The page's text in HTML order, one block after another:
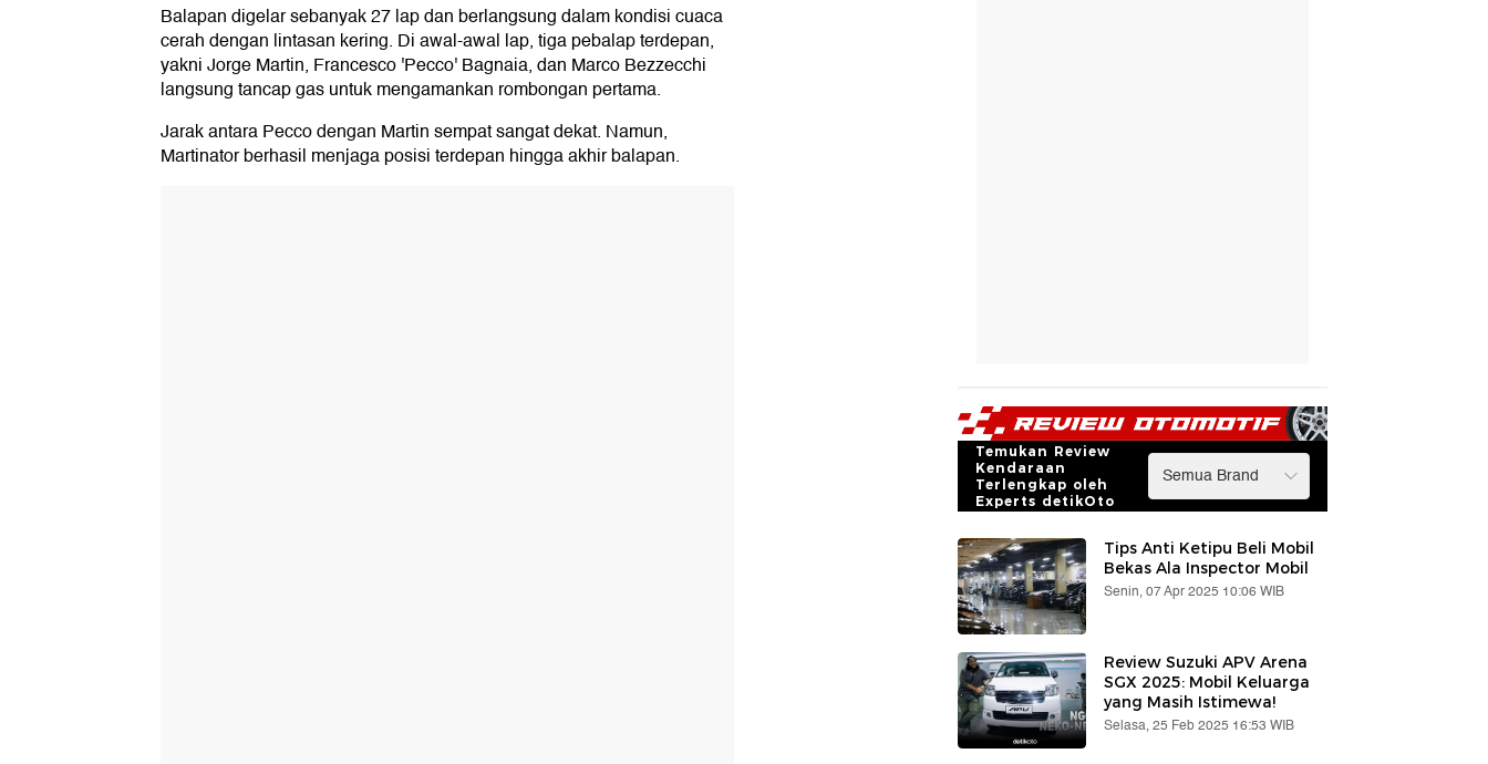
Balapan digelar sebanyak 27 lap dan berlangsung dalam kondisi cuaca
cerah dengan lintasan kering. Di awal-awal lap, tiga pebalap terdepan,
yakni Jorge Martin, Francesco 'Pecco' Bagnaia, dan Marco Bezzecchi
langsung tancap gas untuk mengamankan rombongan pertama.
Jarak antara Pecco dengan Martin sempat sangat dekat. Namun,
Martinator berhasil menjaga posisi terdepan hingga akhir balapan.
Temukan Review
Kendaraan
Terlengkap oleh
Experts detikOto
Tips Anti Ketipu Beli Mobil
Bekas Ala Inspector Mobil
Senin, 07 Apr 2025 10:06 WIB
Review Suzuki APV Arena
SGX 2025: Mobil Keluarga
yang Masih Istimewa!
Selasa, 25 Feb 2025 16:53 WIB